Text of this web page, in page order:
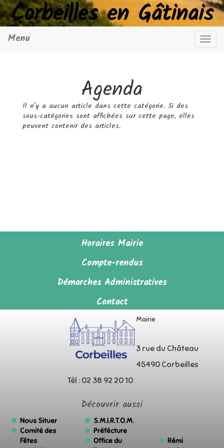
Corbeilles en Gâtinais
Menu
Agenda
Il n'y a aucun article dans cette catégorie. Si des
sous-catégories sont affichées sur cette page, elles
peuvent contenir des articles.
Horaires Mairie
Compte-rendus
Démarches Administratives
Contact
Mairie
3 rue du Château
45490 Corbeilles
Tél : 02 38 92 20 10
Découvrir aussi
Nous Situer
Comité des
Fêtes
S.M.I.R.T.O.M.
Préfécture
Office du
Rémi